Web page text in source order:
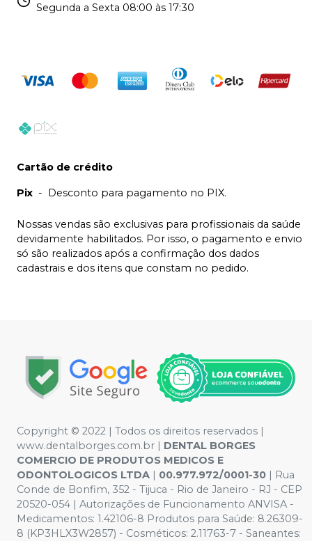
Segunda a Sexta 08:00 às 17:30
Cartão de crédito
Pix - Desconto para pagamento no PIX.
Nossas vendas são exclusivas para profissionais da saúde
devidamente habilitados. Por isso, o pagamento e envio
só são realizados após a confirmação dos dados
cadastrais e dos itens que constam no pedido.
Copyright © 2022 | Todos os direitos reservados |
www.dentalborges.com.br | DENTAL BORGES
COMERCIO DE PRODUTOS MEDICOS E
ODONTOLOGICOS LTDA | 00.977.972/0001-30 | Rua
Conde de Bonfim, 352 - Tijuca - Rio de Janeiro - RJ - CEP
20520-054 | Autorizações de Funcionamento ANVISA -
Medicamentos: 1.42106-8 Produtos para Saúde: 8.26309-
8 (KP3HLX3W2857) - Cosméticos: 2.11763-7 - Saneantes: